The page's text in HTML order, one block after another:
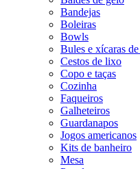
Bandejas
Boleiras
Bowls
Bules e xícaras
Cestos de lixo
Copo e taças
Cozinha
Faqueiros
Galheteiros
Guardanapos
Jogos americanos
Kits de banheiro
Mesa